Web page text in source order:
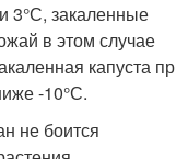
3°С, закаленные
в этом случае
капуста пр
-10°С.
не боится